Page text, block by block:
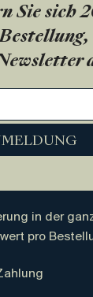
Sie sich
in der
pro